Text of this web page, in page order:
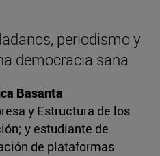
periodismo y
democracia sana
Basanta
y Estructura de los
y estudiante de
de plataformas